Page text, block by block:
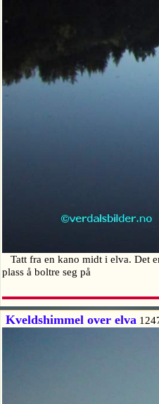
Tatt fra en kano midt i elva. Det
plass å boltre seg på
Kveldshimmel over elva